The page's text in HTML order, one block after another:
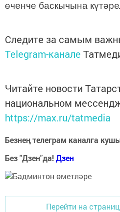
өченче баскычына
Следите за самым
Telegram-канале
Читайте новости
национальном
https://max.ru/tatmedia
Безнең телеграм каналга
Без "Дзен"да!Дзен
Перейти на